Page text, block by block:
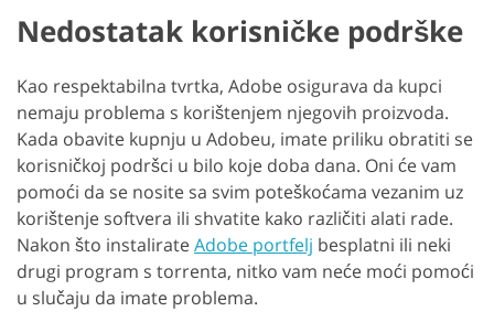
Nedostatak korisničke podrške
Kao respektabilna tvrtka, Adobe osigurava da kupci
nemaju problema s korištenjem njegovih proizvoda.
Kada obavite kupnju u Adobeu, imate priliku obratiti se
korisničkoj podršci u bilo koje doba dana. Oni će vam
pomoći da se nosite sa svim poteškoćama vezanim uz
korištenje softvera ili shvatite kako različiti alati rade.
Nakon što instalirateAdobe portfelj besplatni ili neki
drugi program s torrenta, nitko vam neće moći pomoći
u slučaju da imate problema.